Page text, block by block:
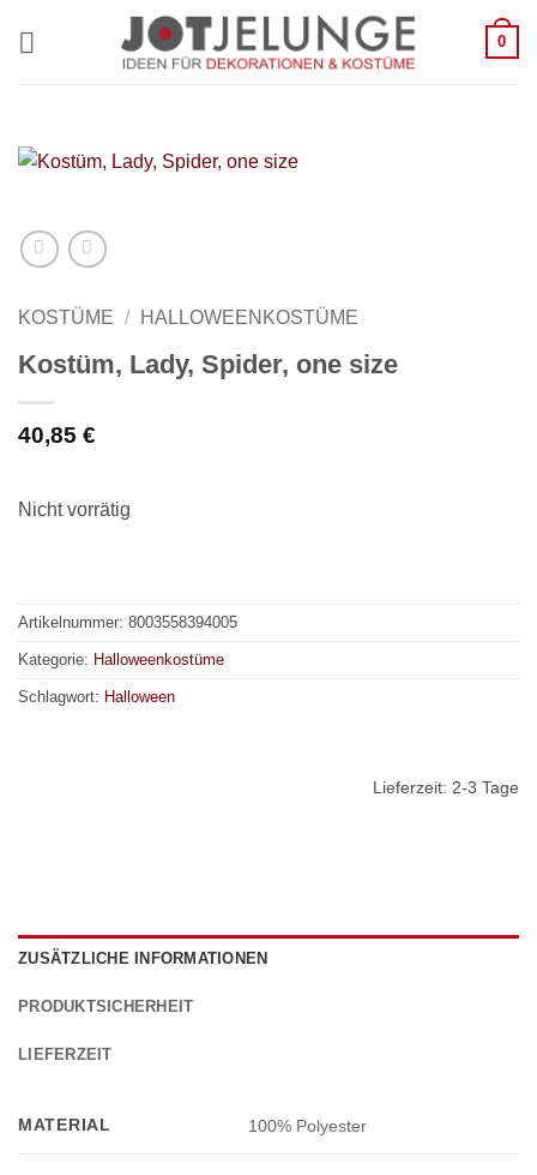
0
KOSTÜME / HALLOWEENKOSTÜME
Kostüm, Lady, Spider, one size
40,85 €
Nicht vorrätig
Artikelnummer: 8003558394005
Kategorie: Halloweenkostüme
Schlagwort: Halloween
Lieferzeit: 2-3 Tage
ZUSÄTZLICHE INFORMATIONEN
PRODUKTSICHERHEIT
LIEFERZEIT
MATERIAL 100% Polyester